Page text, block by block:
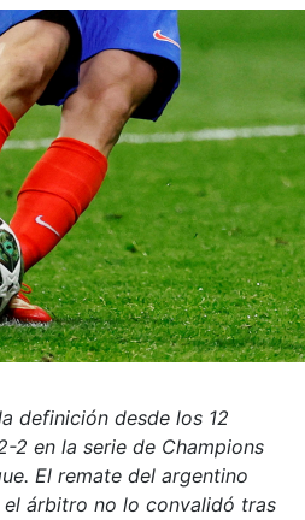
definición desde los 12
2 en la serie de Champions
El remate del argentino
árbitro no lo convalidó tras